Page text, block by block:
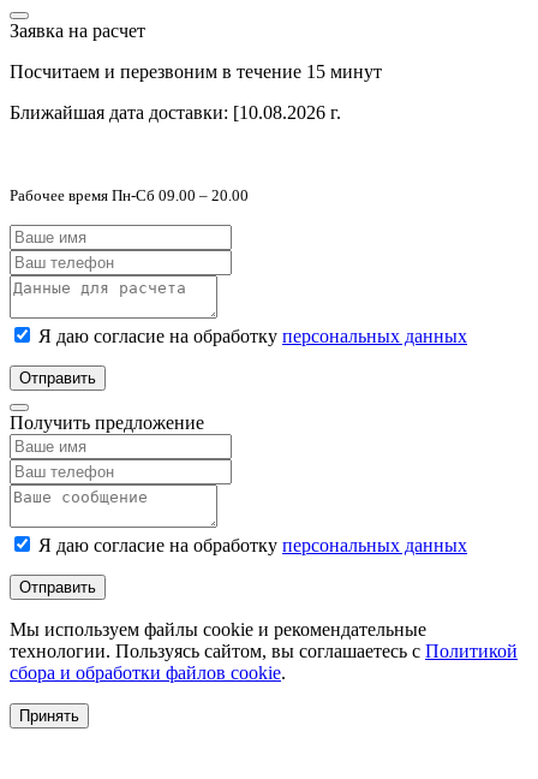
Заявка на расчет
Посчитаем и перезвоним в течение 15 минут
Ближайшая дата доставки: [10.08.2026 г.
Рабочее время Пн-Сб 09.00 – 20.00
Я даю согласие на обработку персональных данных
Отправить
Получить предложение
Я даю согласие на обработку персональных данных
Отправить
Мы используем файлы cookie и рекомендательные
технологии. Пользуясь сайтом, вы соглашаетесь с Политикой
сбора и обработки файлов cookie.
Принять